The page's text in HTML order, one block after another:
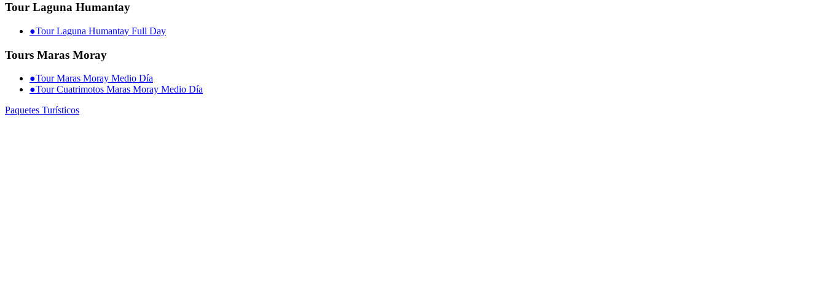
Tour Laguna Humantay
●Tour Laguna Humantay Full Day
Tours Maras Moray
●Tour Maras Moray Medio Día
●Tour Cuatrimotos Maras Moray Medio Día
Paquetes Turísticos